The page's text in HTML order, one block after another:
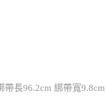
帶長96.2cm 綁帶寬9.8cm